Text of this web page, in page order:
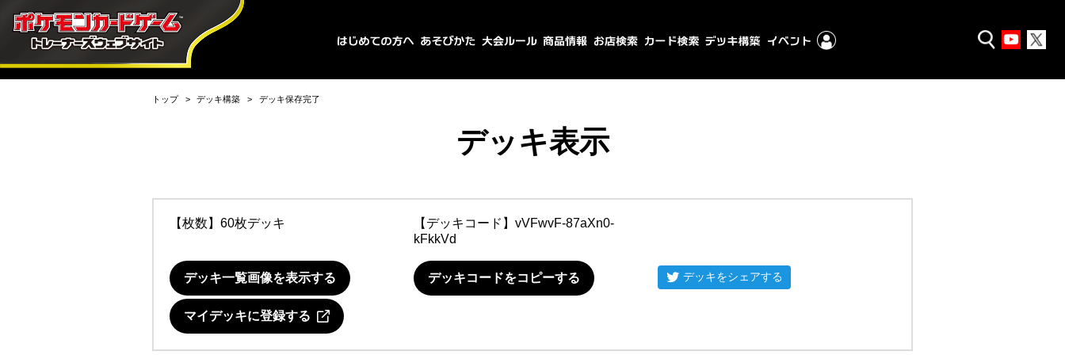
トップ デッキ構築 デッキ保存完了
デッキ表示
【枚数】60枚デッキ 【デッキコード】 vVFwvF-87aXn0-
kFkkVd
デッキ一覧画像を表示する デッキコードをコピーする デッキをシェアする
マイデッキに登録する